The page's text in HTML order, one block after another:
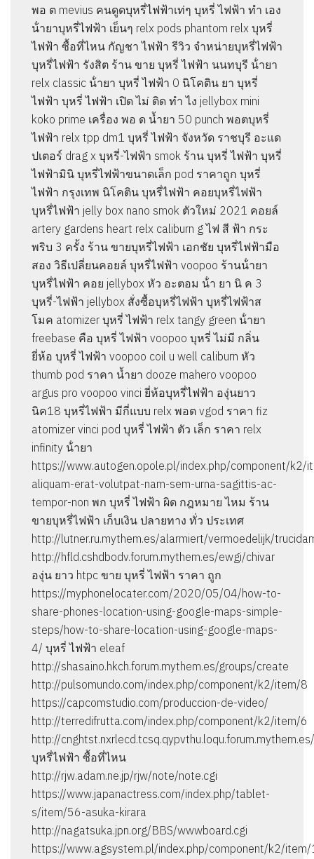
พอ ต mevius คนดูดบุหรี่ไฟฟ้าเท่ๆ บุหรี่ ไฟฟ้า ทํา เอง
น้ํายาบุหรี่ไฟฟ้า เย็นๆ relx pods phantom relx บุหรี่
ไฟฟ้า ซื้อที่ไหน กัญชา ไฟฟ้า รีวิว จําหน่ายบุหรี่ไฟฟ้า
บุหรี่ไฟฟ้า รังสิต ร้าน ขาย บุหรี่ ไฟฟ้า นนทบุรี น้ํายา
relx classic น้ํายา บุหรี่ ไฟฟ้า 0 นิโคติน ยา บุหรี่
ไฟฟ้า บุหรี่ ไฟฟ้า เปิด ไม่ ติด ทํา ไง jellybox mini
koko prime เครื่อง พอ ด น้ำยา 50 punch พอตบุหรี่
ไฟฟ้า relx tpp dm1 บุหรี่ ไฟฟ้า จังหวัด ราชบุรี อะแด
ปเตอร์ drag x บุหรี่-ไฟฟ้า smok ร้าน บุหรี่ ไฟฟ้า บุหรี่
ไฟฟ้ามินิ บุหรี่ไฟฟ้าขนาดเล็ก pod ราคาถูก บุหรี่
ไฟฟ้า กรุงเทพ นิโคติน บุหรี่ไฟฟ้า คอยบุหรี่ไฟฟ้า
บุหรี่ไฟฟ้า jelly box nano smok ตัวใหม่ 2021 คอยล์
artery gardens heart relx caliburn g ไฟ สี ฟ้า กระ
พริบ 3 ครั้ง ร้าน ขายบุหรี่ไฟฟ้า เอกชัย บุหรี่ไฟฟ้ามือ
สอง วิธีเปลี่ยนคอยล์ บุหรี่ไฟฟ้า voopoo ร้านน้ํายา
บุหรี่ไฟฟ้า คอย jellybox หัว อะตอม น้ํา ยา นิ ค 3
บุหรี่-ไฟฟ้า jellybox สั่งซื้อบุหรี่ไฟฟ้า บุหรี่ไฟฟ้าส
โมค atomizer บุหรี่ ไฟฟ้า relx tangy green น้ํายา
freebase คือ บุหรี่ ไฟฟ้า voopoo บุหรี่ ไม่มี กลิ่น
ยี่ห้อ บุหรี่ ไฟฟ้า voopoo coil u well caliburn หัว
thumb pod ราคา น้ำยา dooze mahero voopoo
argus pro voopoo vinci ยี่ห้อบุหรี่ไฟฟ้า องุ่นยาว
นิค18 บุหรี่ไฟฟ้า มีกี่แบบ relx พอต vgod ราคา fiz
atomizer vinci pod บุหรี่ ไฟฟ้า ตัว เล็ก ราคา relx
infinity น้ํายา
https://www.autogen.opole.pl/index.php/component/k2/
aliquam-erat-volutpat-nam-sem-urna-sagittis-ac-
tempor-non พก บุหรี่ ไฟฟ้า ผิด กฎหมาย ไหม ร้าน
ขายบุหรี่ไฟฟ้า เก็บเงิน ปลายทาง ทั่ว ประเทศ
http://lutner.ru.mythem.es/alarmiert/vermoedelijk/
http://hfld.cshdbodv.forum.mythem.es/ewgi/chivar
องุ่น ยาว htpc ขาย บุหรี่ ไฟฟ้า ราคา ถูก
https://myphonelocater.com/2020/05/04/how-to-
share-phones-location-using-google-maps-simple-
steps/how-to-share-location-using-google-maps-
4/ บุหรี่ ไฟฟ้า eleaf
http://shasaino.hkch.forum.mythem.es/groups/create
http://pulsomundo.com/index.php/component/k2/item/8
https://capcomstudio.com/produccion-de-video/
http://terredifrutta.com/index.php/component/k2/item/6
http://
บุหรี่ไฟฟ้า ซื้อที่ไหน
http://rjw.adam.ne.jp/rjw/note/note.cgi
https://www.japanactress.com/index.php/tablet-
s/item/56-asuka-kirara
http://nagatsuka.jpn.org/BBS/wwwboard.cgi
https://www.agsystem.pl/index.php/component/k2/